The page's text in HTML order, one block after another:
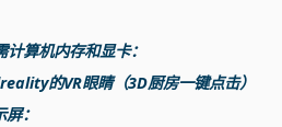
计算机内存和显卡：
的VR眼睛（3D厨房一键点击）
：